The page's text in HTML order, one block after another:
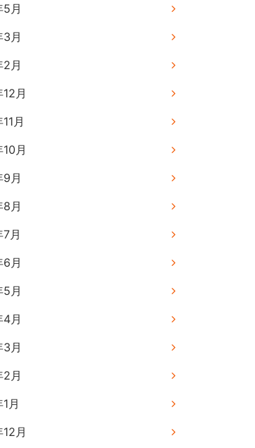
月
月
月
月
月
月
月
月
月
月
月
月
月
月
月
月